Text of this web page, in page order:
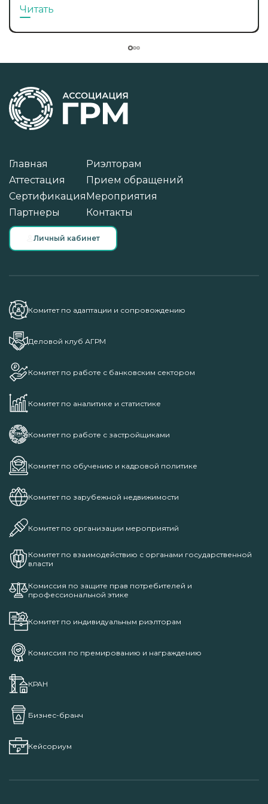
Читать
Главная
Аттестация
Сертификация
Партнеры
Риэлторам
Прием обращений
Мероприятия
Контакты
Личный кабинет
Комитет по адаптации и сопровождению
Деловой клуб АГРМ
Комитет по работе с банковским сектором
Комитет по аналитике и статистике
Комитет по работе с застройщиками
Комитет по обучению и кадровой политике
Комитет по зарубежной недвижимости
Комитет по организации мероприятий
Комитет по взаимодействию с органами государственной
власти
Комиссия по защите прав потребителей и
профессиональной этике
Комитет по индивидуальным риэлторам
Комиссия по премированию и награждению
КРАН
Бизнес-бранч
Кейсориум